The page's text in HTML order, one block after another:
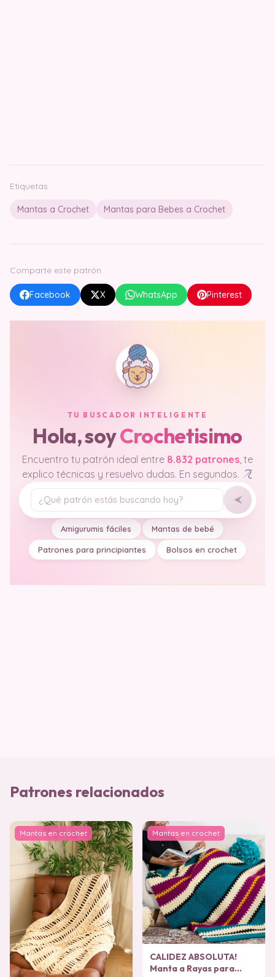
Etiquetas
Mantas a Crochet Mantas para Bebes a Crochet
Comparte este patrón
Facebook X WhatsApp Pinterest
TU BUSCADOR INTELIGENTE
Hola, soyCrochetisimo
Encuentro tu patrón ideal entre 8.832 patrones , te
explico técnicas y resuelvo dudas. En segundos.
Tu pregunta
Amigurumis fáciles Mantas de bebé
Patrones para principiantes Bolsos en crochet
Patrones relacionados
Mantas en crochet Mantas en crochet
CALIDEZ ABSOLUTA!
Manta a Rayas para